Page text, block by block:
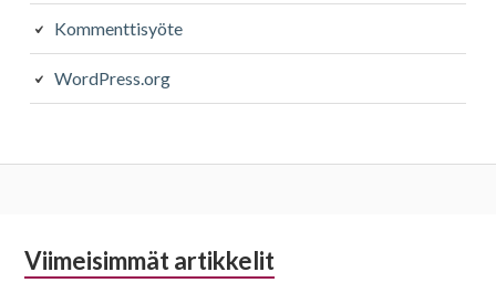
Kommenttisyöte
WordPress.org
Alapalkin
Viimeisimmät artikkelit